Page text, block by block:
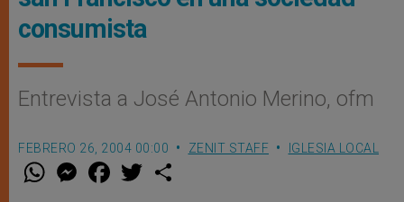
consumista
Entrevista a José Antonio Merino, ofm
FEBRERO 26, 2004 00:00 ZENIT STAFF IGLESIA LOCAL
W M
e
F
a w